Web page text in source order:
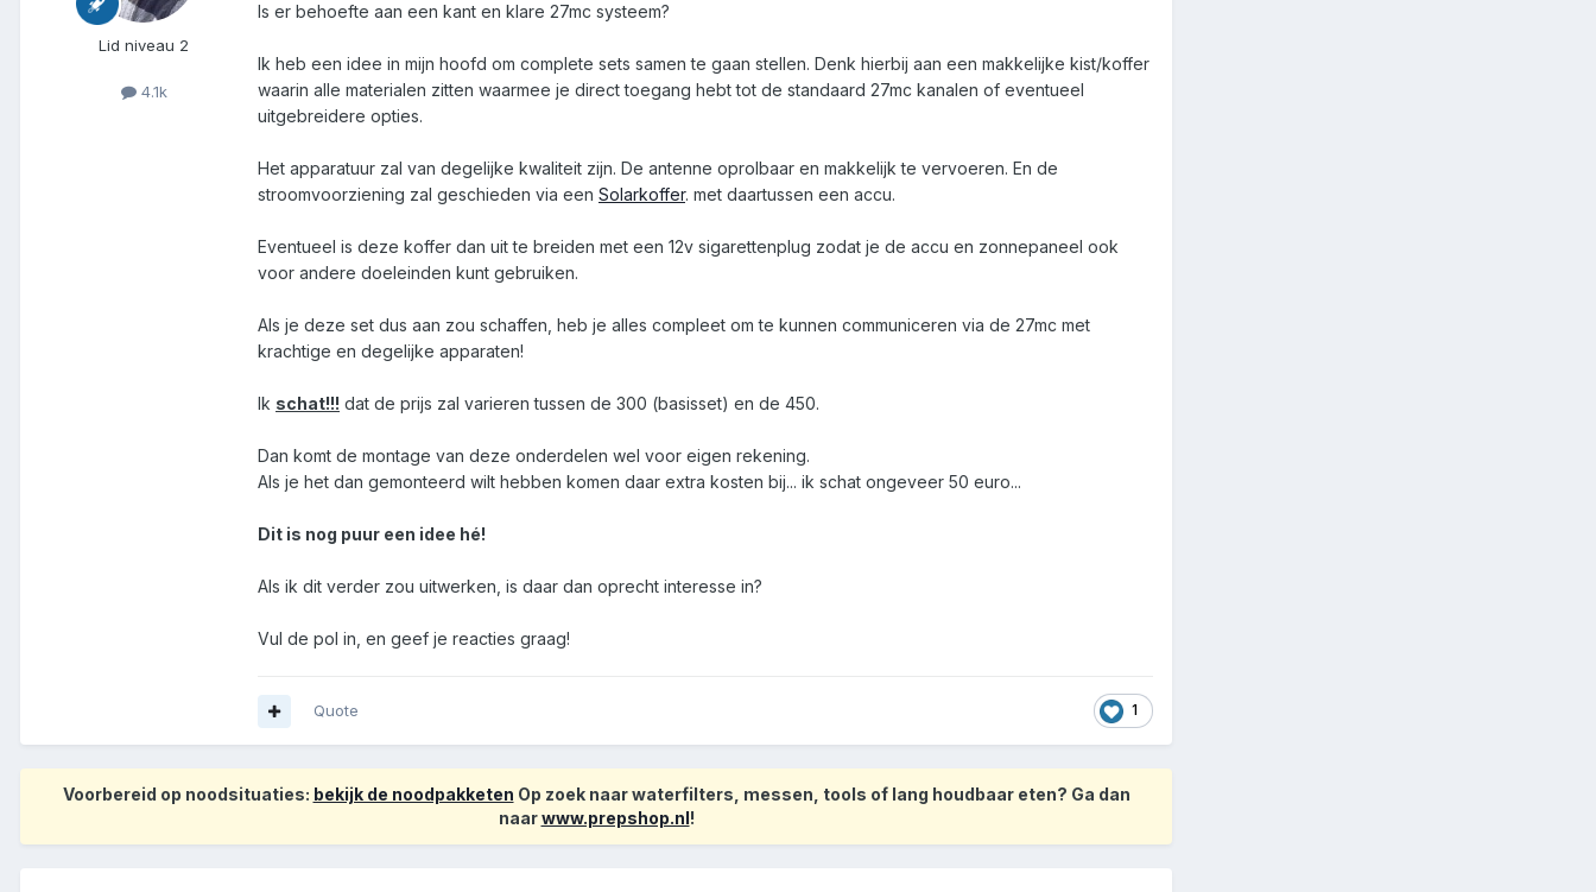
Lid niveau 2
4.1k
Is er behoefte aan een kant en klare 27mc systeem?
Ik heb een idee in mijn hoofd om complete sets samen te gaan stellen. Denk hierbij aan een makkelijke kist/koffer
waarin alle materialen zitten waarmee je direct toegang hebt tot de standaard 27mc kanalen of eventueel
uitgebreidere opties.
Het apparatuur zal van degelijke kwaliteit zijn. De antenne oprolbaar en makkelijk te vervoeren. En de
stroomvoorziening zal geschieden via een Solarkoffer. met daartussen een accu.
Eventueel is deze koffer dan uit te breiden met een 12v sigarettenplug zodat je de accu en zonnepaneel ook
voor andere doeleinden kunt gebruiken.
Als je deze set dus aan zou schaffen, heb je alles compleet om te kunnen communiceren via de 27mc met
krachtige en degelijke apparaten!
Ik schat!!! dat de prijs zal varieren tussen de 300 (basisset) en de 450.
Dan komt de montage van deze onderdelen wel voor eigen rekening.
Als je het dan gemonteerd wilt hebben komen daar extra kosten bij... ik schat ongeveer 50 euro...
Dit is nog puur een idee hé!
Als ik dit verder zou uitwerken, is daar dan oprecht interesse in?
Vul de pol in, en geef je reacties graag!
1
Quote
Voorbereid op noodsituaties: bekijk de noodpakketen Op zoek naar waterfilters, messen, tools of lang houdbaar eten? Ga dan
naarwww.prepshop.nl!